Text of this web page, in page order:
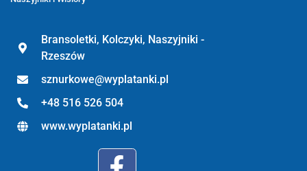
Bransoletki, Kolczyki, Naszyjniki -
Rzeszów
sznurkowe@wyplatanki.pl
+48 516 526 504
www.wyplatanki.pl